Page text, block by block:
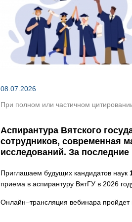
Зеленым по темно-
08.07.2026
При полном или частичном
Аспирантура Вятского
сотрудников, современная
исследований. За
Приглашаем будущих кандидатов наук
приема в аспирантуру ВятГУ в 2026
Онлайн–трансляция вебинара пройдет